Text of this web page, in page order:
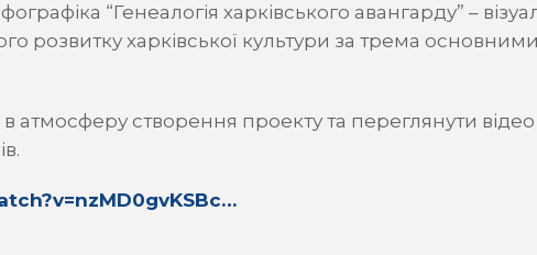
“Генеалогія харківського авангарду” –
розвитку харківської культури за трема
створення проекту та переглянути відео